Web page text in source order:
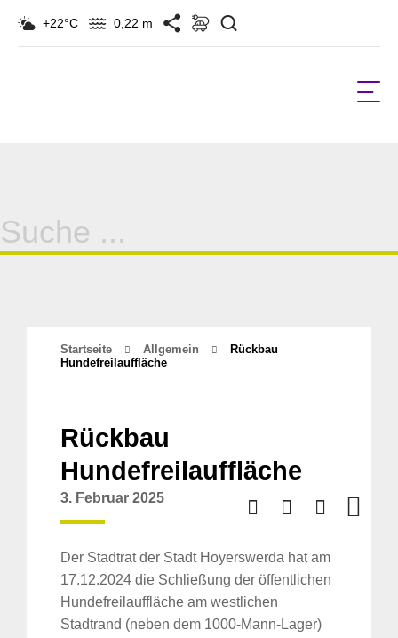
+22°C 0,22 m
Suche
für:
Startseite Allgemein
Rückbau
Hundefreilauffläche
Rückbau
Hundefreilauffläche
3. Februar 2025
Der Stadtrat der Stadt Hoyerswerda hat am
17.12.2024 die Schließung der öffentlichen
Hundefreilauffläche am westlichen
Stadtrand (neben dem 1000-Mann-Lager)